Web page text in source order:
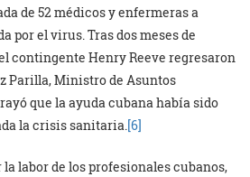
de 52 médicos y enfermeras a
por el virus. Tras dos meses de
contingente Henry Reeve regresaron
Parilla, Ministro de Asuntos
que la ayuda cubana había sido
la crisis sanitaria.[6]
labor de los profesionales cubanos,